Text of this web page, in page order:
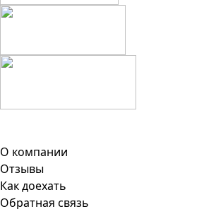
О компании
Отзывы
Как доехать
Обратная связь